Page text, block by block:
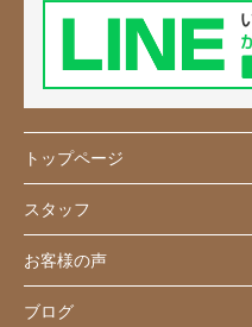
トップページ
スタッフ
お客様の声
ブログ